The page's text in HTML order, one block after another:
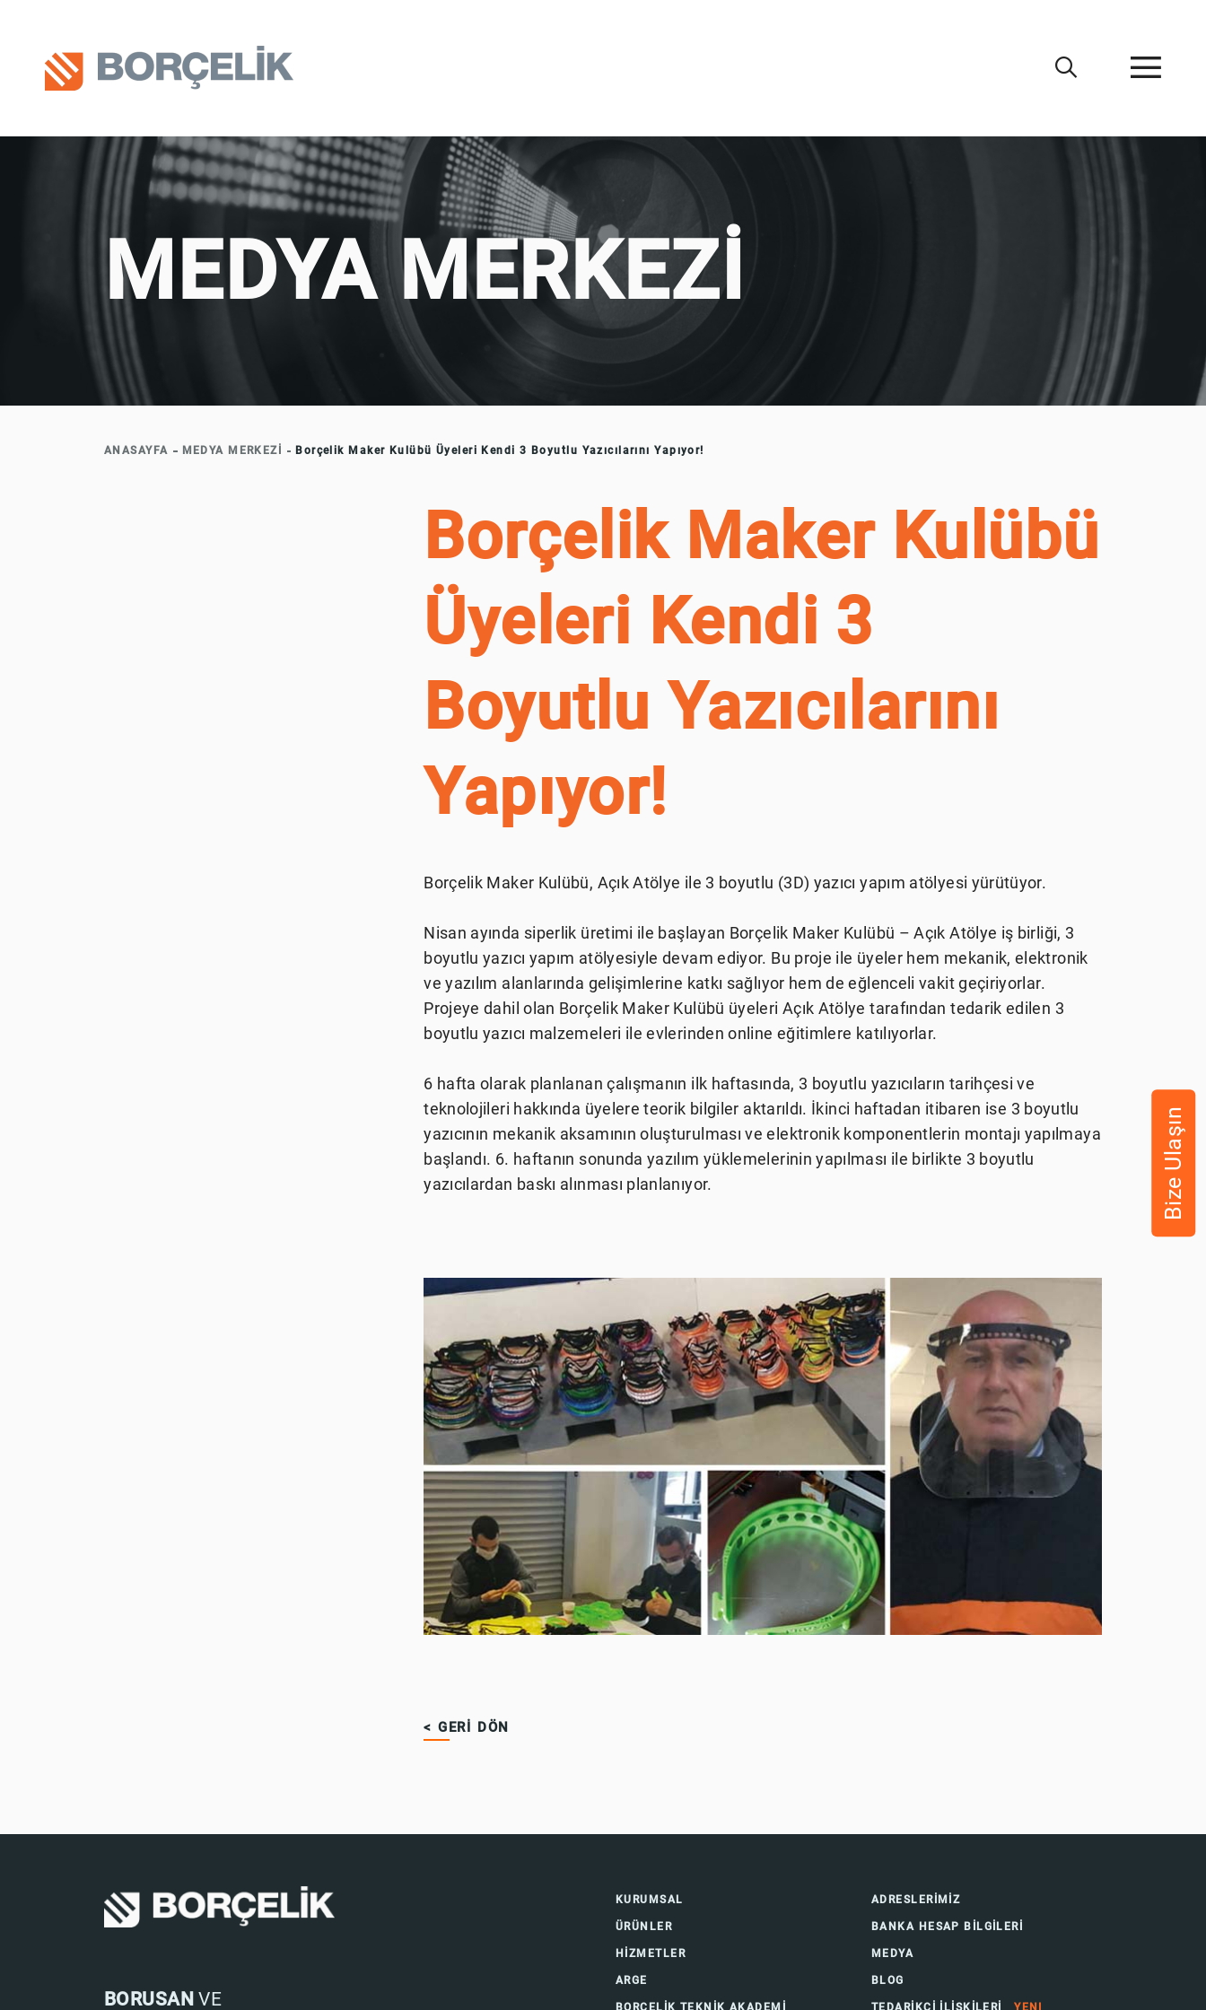
MEDYA MERKEZİ
ANASAYFA MEDYA MERKEZİ Borçelik Maker Kulübü Üyeleri Kendi 3 Boyutlu Yazıcılarını Yapıyor!
Borçelik Maker Kulübü
Üyeleri Kendi 3
Boyutlu Yazıcılarını
Yapıyor!
Borçelik Maker Kulübü, Açık Atölye ile 3 boyutlu (3D) yazıcı yapım atölyesi yürütüyor.
Nisan ayında siperlik üretimi ile başlayan Borçelik Maker Kulübü – Açık Atölye iş birliği, 3
boyutlu yazıcı yapım atölyesiyle devam ediyor. Bu proje ile üyeler hem mekanik, elektronik
ve yazılım alanlarında gelişimlerine katkı sağlıyor hem de eğlenceli vakit geçiriyorlar.
Projeye dahil olan Borçelik Maker Kulübü üyeleri Açık Atölye tarafından tedarik edilen 3
boyutlu yazıcı malzemeleri ile evlerinden online eğitimlere katılıyorlar.
6 hafta olarak planlanan çalışmanın ilk haftasında, 3 boyutlu yazıcıların tarihçesi ve
teknolojileri hakkında üyelere teorik bilgiler aktarıldı. İkinci haftadan itibaren ise 3 boyutlu
yazıcının mekanik aksamının oluşturulması ve elektronik komponentlerin montajı yapılmaya
başlandı. 6. haftanın sonunda yazılım yüklemelerinin yapılması ile birlikte 3 boyutlu
yazıcılardan baskı alınması planlanıyor.
< GERİ DÖN
Bize Ulaşın
BORUSANVE
KURUMSAL
ÜRÜNLER
HİZMETLER
ARGE
BORÇELİK TEKNİK AKADEMİ
ADRESLERİMİZ
BANKA HESAP BİLGİLERİ
MEDYA
BLOG
TEDARİKÇİ İLİŞKİLERİYENI